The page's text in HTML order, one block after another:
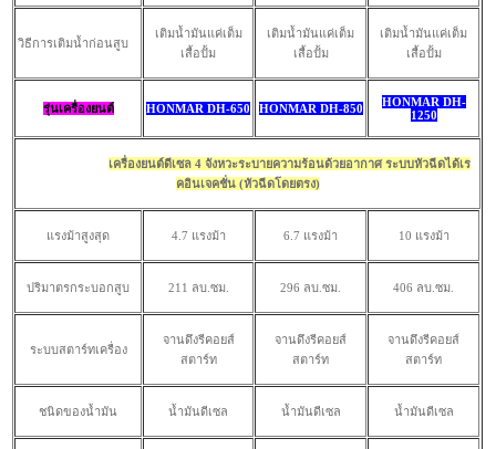
วิธีการเติมน้ำก่อนสูบ
เติมน้ำมันแค่เต็ม
เสื้อปั้ม
เติมน้ำมันแค่เต็ม
เสื้อปั้ม
เติมน้ำมันแค่เต็ม
เสื้อปั้ม
รุ่นเครื่องยนต์ HONMAR DH-650 HONMAR DH-850
HONMAR DH-
1250
เครื่องยนต์ดีเซล 4 จังหวะระบายความร้อนด้วยอากาศ ระบบหัวฉีดได้เร
คอินเจคชั่น (หัวฉีดโดยตรง)
แรงม้าสูงสุด 4.7 แรงม้า 6.7 แรงม้า 10 แรงม้า
ปริมาตรกระบอกสูบ 211 ลบ.ซม. 296 ลบ.ซม. 406 ลบ.ซม.
ระบบสตาร์ทเครื่อง
จานดึงรีคอยส์
สตาร์ท
จานดึงรีคอยส์
สตาร์ท
จานดึงรีคอยส์
สตาร์ท
ชนิดของน้ำมัน น้ำมันดีเซล น้ำมันดีเซล น้ำมันดีเซล